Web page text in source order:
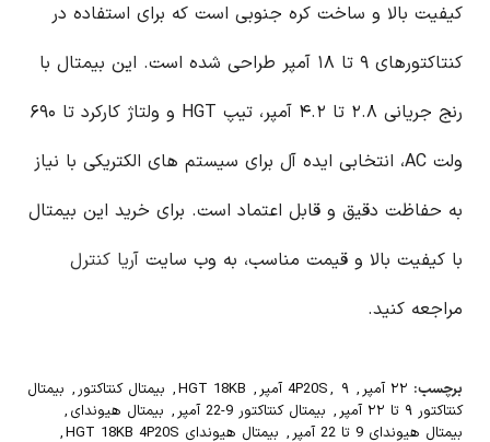
کیفیت بالا و ساخت کره جنوبی است که برای استفاده در
کنتاکتورهای ۹ تا ۱۸ آمپر طراحی شده است. این بیمتال با
رنج جریانی ۲.۸ تا ۴.۲ آمپر، تیپ HGT و ولتاژ کارکرد تا ۶۹۰
ولت AC، انتخابی ایده آل برای سیستم های الکتریکی با نیاز
به حفاظت دقیق و قابل اعتماد است. برای خرید این بیمتال
با کیفیت بالا و قیمت مناسب، به وب سایت آریا کنترل
مراجعه کنید.
برچسب: ۲۲ آمپر ,
4P20S, ۹ آمپر ,
HGT 18KB
, بیمتال کنتاکتور, بیمتال
کنتاکتور ۹ تا ۲۲ آمپر
, بیمتال کنتاکتور 9-22 آمپر , بیمتال هیوندای ,
بیمتال هیوندای 9 تا 22 آمپر
, بیمتال هیوندای HGT 18KB 4P20S
,